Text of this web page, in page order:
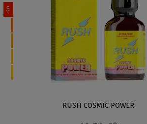
5
RUSH COSMIC POWER